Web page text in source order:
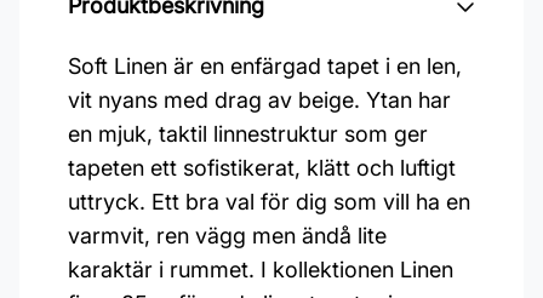
Produktbeskrivning
Soft Linen är en enfärgad tapet i en len,
vit nyans med drag av beige. Ytan har
en mjuk, taktil linnestruktur som ger
tapeten ett sofistikerat, klätt och luftigt
uttryck. Ett bra val för dig som vill ha en
varmvit, ren vägg men ändå lite
karaktär i rummet. I kollektionen Linen